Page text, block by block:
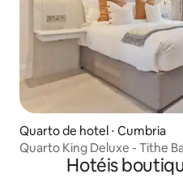
Quarto de hotel ⋅ Cumbria
Quarto King Deluxe - Tithe
Hotéis